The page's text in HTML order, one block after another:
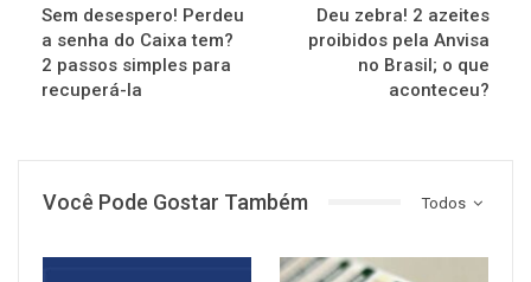
Sem desespero! Perdeu
a senha do Caixa tem?
2 passos simples para
recuperá-la
Deu zebra! 2 azeites
proibidos pela Anvisa
no Brasil; o que
aconteceu?
Todos
Você Pode Gostar Também
NOTÍCIAS